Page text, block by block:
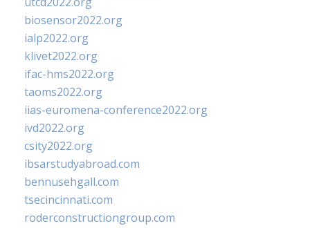
biosensor2022.org
ialp2022.org
klivet2022.org
ifac-hms2022.org
taoms2022.org
iias-euromena-conference2022.org
ivd2022.org
csity2022.org
ibsarstudyabroad.com
bennusehgall.com
tsecincinnati.com
roderconstructiongroup.com